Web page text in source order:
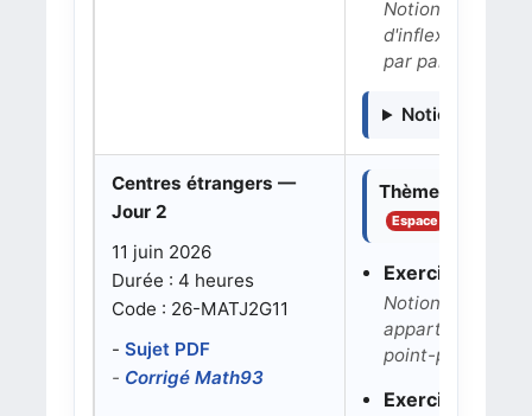
Notions :
d'inflexion,
par parties.
Notions
Centres étrangers —
Jour 2
11 juin 2026
Durée : 4 heures
Code : 26-MATJ2G11
- Sujet PDF
- Corrigé Math93
Thèmes
Espace
Exercice 1 :
Notions : points
appartenance
point-plan.
Exercice 2 :